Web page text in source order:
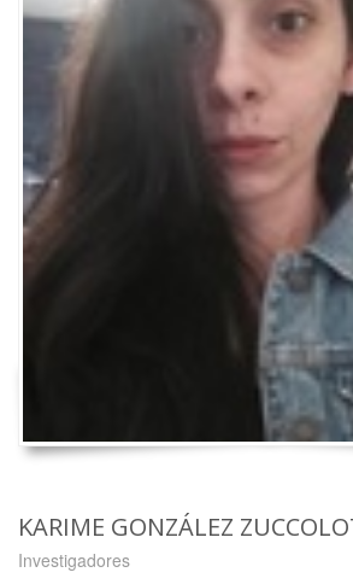
KARIME GONZÁLEZ
Investigadores